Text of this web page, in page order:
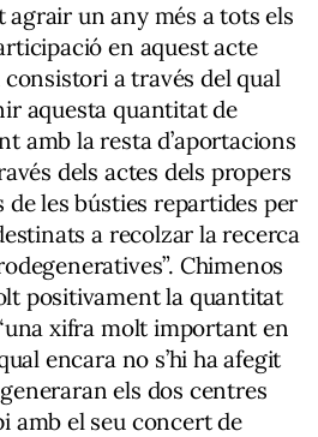
agrair un any més a tots els
en aquest acte
a través del qual
aquesta quantitat de
amb la resta d’aportacions
dels actes dels propers
de les bústies repartides per
a recolzar la recerca
Chimenos
positivament la quantitat
xifra molt important en
encara no s’hi ha afegit
els dos centres
amb el seu concert de